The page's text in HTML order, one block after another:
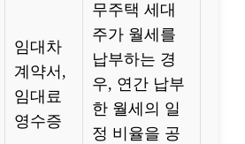
임대차
계약서,
임대료
영수증
무주택 세대
주가 월세를
납부하는 경
우, 연간 납부
한 월세의 일
정 비율을 공